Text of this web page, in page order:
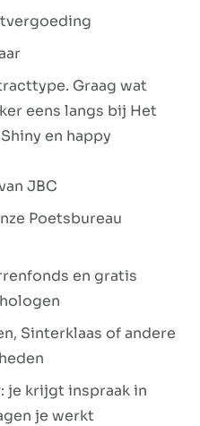
Graag wat
eens langs bij Het
en happy
JBC
Poetsbureau
en gratis
Sinterklaas of andere
je krijgt inspraak in
je werkt